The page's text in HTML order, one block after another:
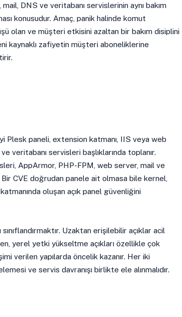
DNS ve veritabanı servislerinin aynı bakım
konusudur. Amaç, panik halinde komut
olan ve müşteri etkisini azaltan bir bakım disiplini
kaynaklı zafiyetin müşteri aboneliklerine
Plesk paneli, extension katmanı, IIS veya web
veritabanı servisleri başlıklarında toplanır.
AppArmor, PHP-FPM, web server, mail ve
CVE doğrudan panele ait olmasa bile kernel,
oluşan açık panel güvenliğini
Uzaktan erişilebilir açıklar acil
yerel yetki yükseltme açıkları özellikle çok
verilen yapılarda öncelik kazanır. Her iki
ve servis davranışı birlikte ele alınmalıdır.